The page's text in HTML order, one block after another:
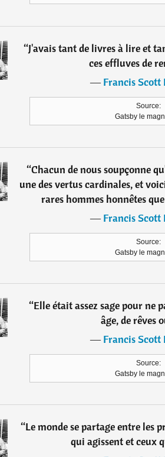
“J'avais tant de livres à lire et
ces effluves de
―Francis Scott
Source:
Gatsby le
“Chacun de nous soupçonne
une des vertus cardinales, et
rares hommes honnêtes
―Francis Scott
Source:
Gatsby le
“Elle était assez sage pour ne
âge, de rêves
―Francis Scott
Source:
Gatsby le
“Le monde se partage entre les
qui agissent et ceux